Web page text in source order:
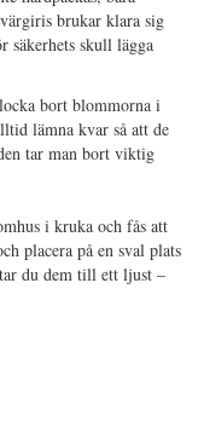
brukar klara sig
säkerhets skull lägga
bort blommorna i
lämna kvar så att de
tar man bort viktig
i kruka och fås att
placera på en sval plats
du dem till ett ljust –